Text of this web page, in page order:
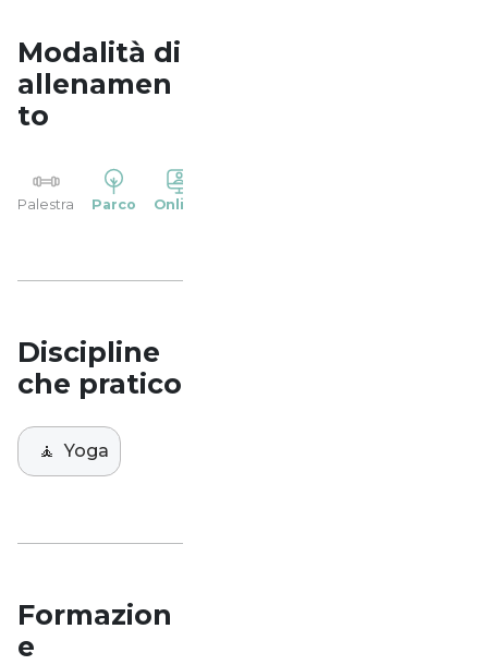
Modalità di
allenamen
to
Palestra Parco Online
Discipline
che pratico
🧘 Yoga
Formazion
e